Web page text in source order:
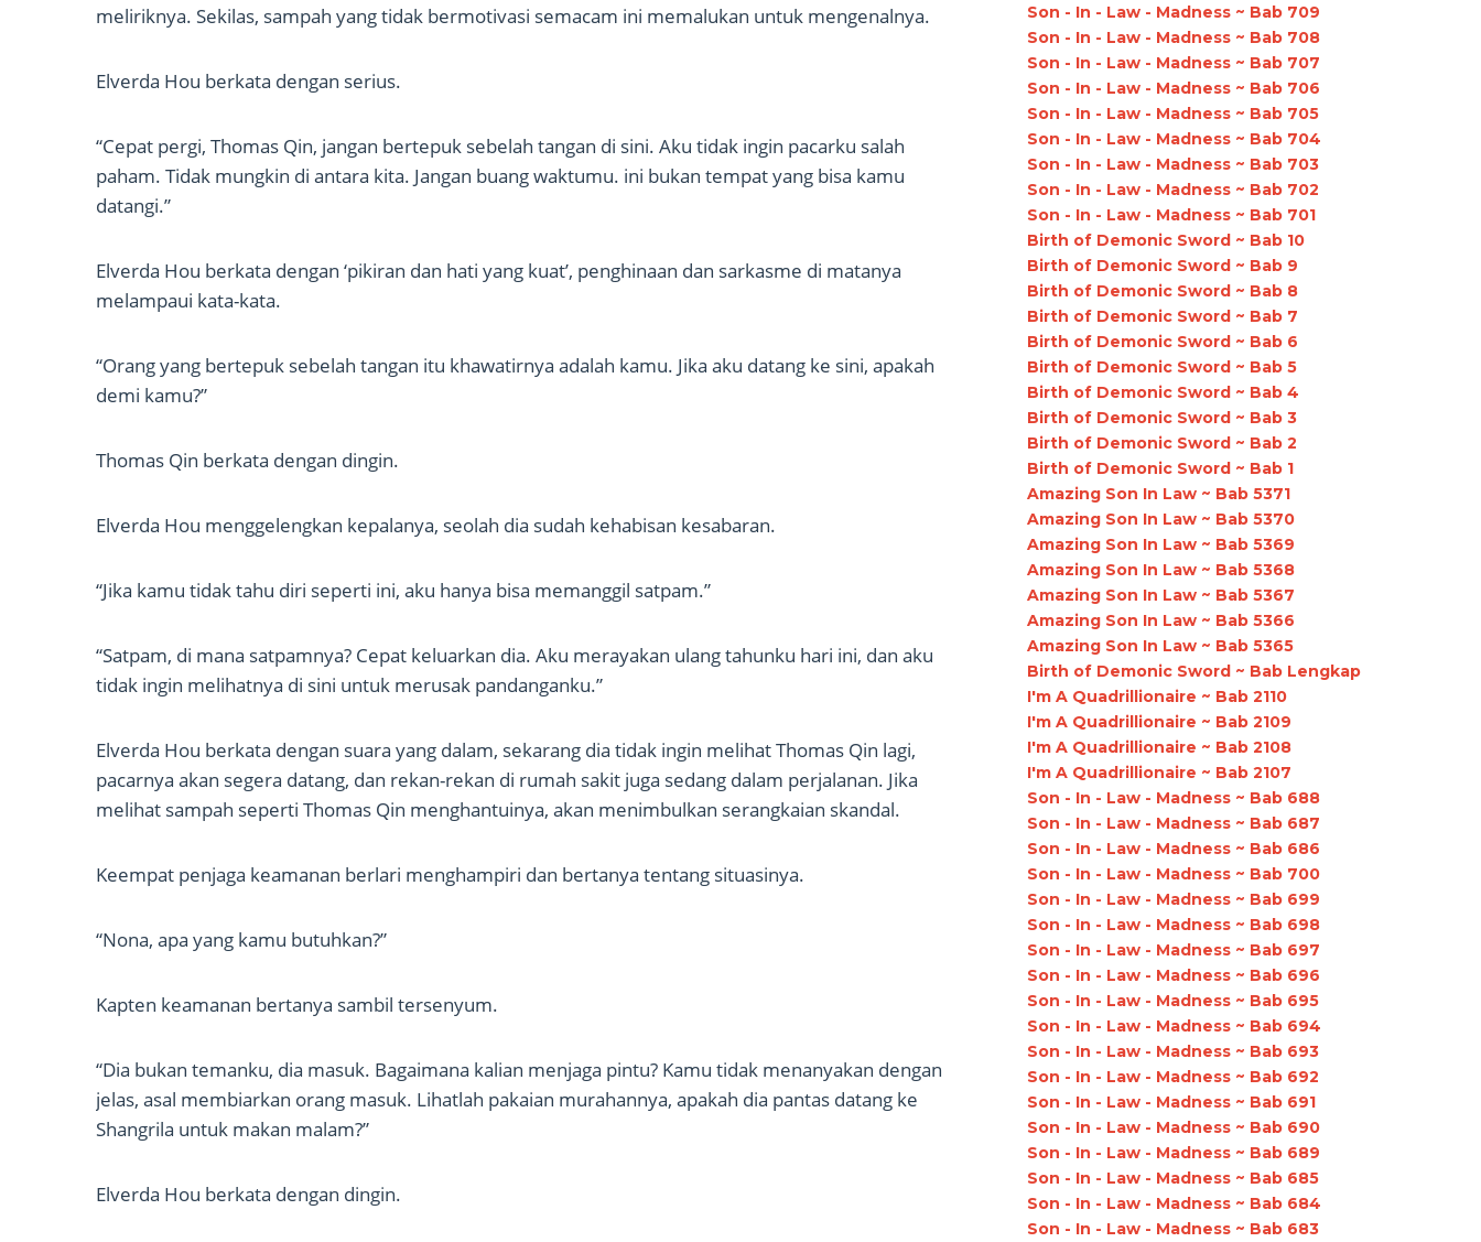
meliriknya. Sekilas, sampah yang tidak bermotivasi semacam ini memalukan untuk mengenalnya.
Elverda Hou berkata dengan serius.
“Cepat pergi, Thomas Qin, jangan bertepuk sebelah tangan di sini. Aku tidak ingin pacarku salah
paham. Tidak mungkin di antara kita. Jangan buang waktumu. ini bukan tempat yang bisa kamu
datangi.”
Elverda Hou berkata dengan ‘pikiran dan hati yang kuat’, penghinaan dan sarkasme di matanya
melampaui kata-kata.
“Orang yang bertepuk sebelah tangan itu khawatirnya adalah kamu. Jika aku datang ke sini, apakah
demi kamu?”
Thomas Qin berkata dengan dingin.
Elverda Hou menggelengkan kepalanya, seolah dia sudah kehabisan kesabaran.
“Jika kamu tidak tahu diri seperti ini, aku hanya bisa memanggil satpam.”
“Satpam, di mana satpamnya? Cepat keluarkan dia. Aku merayakan ulang tahunku hari ini, dan aku
tidak ingin melihatnya di sini untuk merusak pandanganku.”
Elverda Hou berkata dengan suara yang dalam, sekarang dia tidak ingin melihat Thomas Qin lagi,
pacarnya akan segera datang, dan rekan-rekan di rumah sakit juga sedang dalam perjalanan. Jika
melihat sampah seperti Thomas Qin menghantuinya, akan menimbulkan serangkaian skandal.
Keempat penjaga keamanan berlari menghampiri dan bertanya tentang situasinya.
“Nona, apa yang kamu butuhkan?”
Kapten keamanan bertanya sambil tersenyum.
“Dia bukan temanku, dia masuk. Bagaimana kalian menjaga pintu? Kamu tidak menanyakan dengan
jelas, asal membiarkan orang masuk. Lihatlah pakaian murahannya, apakah dia pantas datang ke
Shangrila untuk makan malam?”
Elverda Hou berkata dengan dingin.
Son - In - Law - Madness ~ Bab 709
Son - In - Law - Madness ~ Bab 708
Son - In - Law - Madness ~ Bab 707
Son - In - Law - Madness ~ Bab 706
Son - In - Law - Madness ~ Bab 705
Son - In - Law - Madness ~ Bab 704
Son - In - Law - Madness ~ Bab 703
Son - In - Law - Madness ~ Bab 702
Son - In - Law - Madness ~ Bab 701
Birth of Demonic Sword ~ Bab 10
Birth of Demonic Sword ~ Bab 9
Birth of Demonic Sword ~ Bab 8
Birth of Demonic Sword ~ Bab 7
Birth of Demonic Sword ~ Bab 6
Birth of Demonic Sword ~ Bab 5
Birth of Demonic Sword ~ Bab 4
Birth of Demonic Sword ~ Bab 3
Birth of Demonic Sword ~ Bab 2
Birth of Demonic Sword ~ Bab 1
Amazing Son In Law ~ Bab 5371
Amazing Son In Law ~ Bab 5370
Amazing Son In Law ~ Bab 5369
Amazing Son In Law ~ Bab 5368
Amazing Son In Law ~ Bab 5367
Amazing Son In Law ~ Bab 5366
Amazing Son In Law ~ Bab 5365
Birth of Demonic Sword ~ Bab Lengkap
I'm A Quadrillionaire ~ Bab 2110
I'm A Quadrillionaire ~ Bab 2109
I'm A Quadrillionaire ~ Bab 2108
I'm A Quadrillionaire ~ Bab 2107
Son - In - Law - Madness ~ Bab 688
Son - In - Law - Madness ~ Bab 687
Son - In - Law - Madness ~ Bab 686
Son - In - Law - Madness ~ Bab 700
Son - In - Law - Madness ~ Bab 699
Son - In - Law - Madness ~ Bab 698
Son - In - Law - Madness ~ Bab 697
Son - In - Law - Madness ~ Bab 696
Son - In - Law - Madness ~ Bab 695
Son - In - Law - Madness ~ Bab 694
Son - In - Law - Madness ~ Bab 693
Son - In - Law - Madness ~ Bab 692
Son - In - Law - Madness ~ Bab 691
Son - In - Law - Madness ~ Bab 690
Son - In - Law - Madness ~ Bab 689
Son - In - Law - Madness ~ Bab 685
Son - In - Law - Madness ~ Bab 684
Son - In - Law - Madness ~ Bab 683